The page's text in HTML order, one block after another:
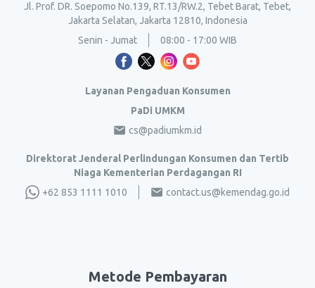
Jl. Prof. DR. Soepomo No.139, RT.13/RW.2, Tebet Barat, Tebet,
Jakarta Selatan, Jakarta 12810, Indonesia
Senin - Jumat
08:00 - 17:00 WIB
Layanan Pengaduan Konsumen
PaDi UMKM
cs@padiumkm.id
Direktorat Jenderal Perlindungan Konsumen dan Tertib
Niaga Kementerian Perdagangan RI
+62 853 1111 1010
contact.us@kemendag.go.id
Metode Pembayaran